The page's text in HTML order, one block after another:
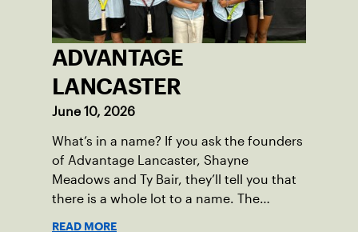
ADVANTAGE
LANCASTER
June 10, 2026
What’s in a name? If you ask the founders
of Advantage Lancaster, Shayne
Meadows and Ty Bair, they’ll tell you that
there is a whole lot to a name. The
READ MORE